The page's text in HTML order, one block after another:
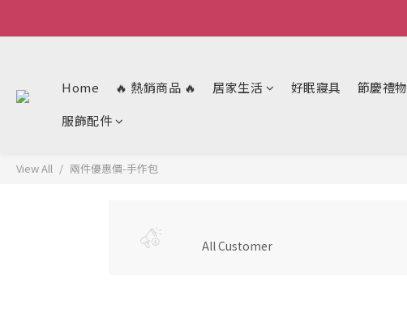
Home 🔥 熱銷商品 🔥 居家生活 好眠寢具 節慶禮物
服飾配件
View All 兩件優惠價-手作包
All Customer